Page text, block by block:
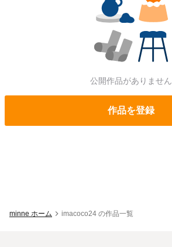
公開作品がありません
作品を登録
minne ホーム imacoco24 の作品一覧